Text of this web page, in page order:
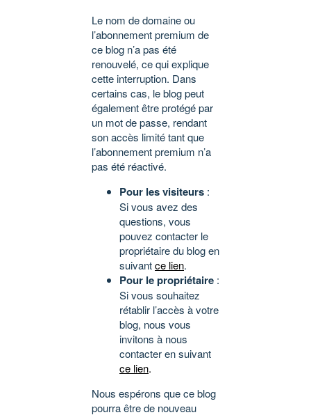
Le nom de domaine ou
l’abonnement premium de
ce blog n’a pas été
renouvelé, ce qui explique
cette interruption. Dans
certains cas, le blog peut
également être protégé par
un mot de passe, rendant
son accès limité tant que
l’abonnement premium n’a
pas été réactivé.
Pour les visiteurs :
Si vous avez des
questions, vous
pouvez contacter le
propriétaire du blog en
suivantce lien.
Pour le propriétaire :
Si vous souhaitez
rétablir l’accès à votre
blog, nous vous
invitons à nous
contacter en suivant
ce lien.
Nous espérons que ce blog
pourra être de nouveau